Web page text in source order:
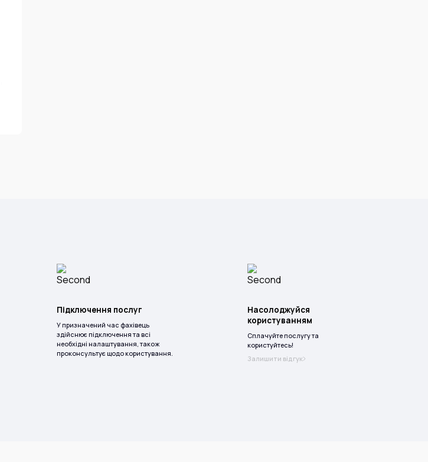
Підключення послуг
У призначений час фахівець
здійснює підключення та всі
необхідні налаштування, також
проконсультує щодо користування.
Насолоджуйся
користуванням
Сплачуйте послугу та
користуйтесь!
Залишити відгук